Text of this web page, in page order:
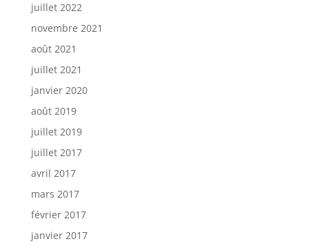
juillet 2022
novembre 2021
août 2021
juillet 2021
janvier 2020
août 2019
juillet 2019
juillet 2017
avril 2017
mars 2017
février 2017
janvier 2017